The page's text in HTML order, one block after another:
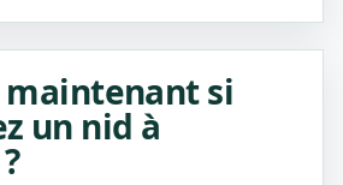
maintenant si
un nid à